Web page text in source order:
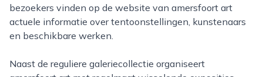
bezoekers vinden op de website van amersfoort art
actuele informatie over tentoonstellingen, kunstenaars
en beschikbare werken.
Naast de reguliere galeriecollectie organiseert